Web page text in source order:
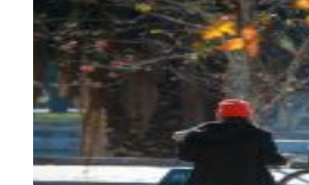
ARGENTINA
NOTICIERO 9
PROTAGONISTAS
EL NUEVE STREAMS
PROGRAMACIÓN
EN VIVO